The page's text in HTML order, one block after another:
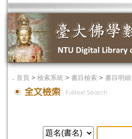
． 首頁 > 檢索系統 > 書目檢索 > 書目明細